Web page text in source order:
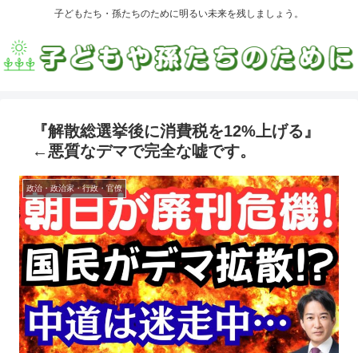
子どもたち・孫たちのために明るい未来を残しましょう。
『解散総選挙後に消費税を12%上げる』
←悪質なデマで完全な嘘です。
政治・政治家・行政・官僚